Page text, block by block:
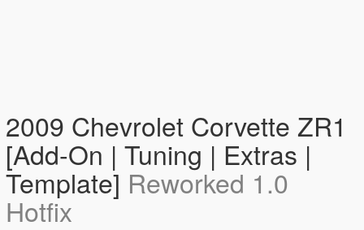
2009 Chevrolet Corvette ZR1
[Add-On | Tuning | Extras |
Template] Reworked 1.0
Hotfix